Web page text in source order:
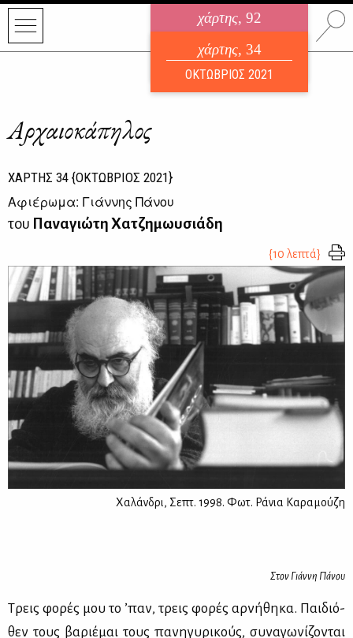
χάρτης, 92
ηλεκτρονικό περιοδικό
ΑΥΓΟΥΣΤΟΣ 2026
χάρτης, 34
ΟΚΤΩΒΡΙΟΣ 2021
Αρχαιοκάπηλος
ΧΑΡΤΗΣ 34 {ΟΚΤΩΒΡΙΟΣ 2021}
Αφιέρωμα: Γιάννης Πάνου
του Παναγιώτη Χατζημωυσιάδη
{10 λεπτά}
Χαλάνδρι, Σεπτ. 1998. Φωτ. Ράνια Καραμούζη
Στον Γιάννη Πάνου
Τρεις φο­ρές μου το ’παν, τρεις φο­ρές αρ­νή­θη­κα. Παι­διό­
θεν τους βα­ριέ­μαι τους πα­νη­γυ­ρι­κούς, συ­να­γω­νί­ζο­νται